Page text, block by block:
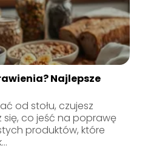
Najlepsze
od stołu, czujesz
co jeść na poprawę
produktów, które